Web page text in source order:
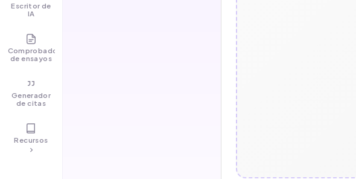
Escritor de
IA
Comprobador
de ensayos
Generador
de citas
Recursos